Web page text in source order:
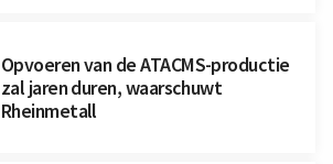
Opvoeren van de ATACMS-productie
zal jaren duren, waarschuwt
Rheinmetall